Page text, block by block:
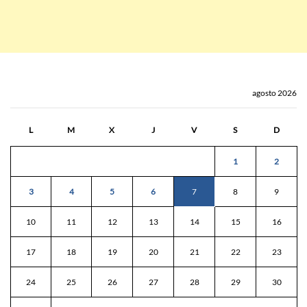
agosto 2026
L M X J V S D
1 2
3 4 5 6 7 8 9
10 11 12 13 14 15 16
17 18 19 20 21 22 23
24 25 26 27 28 29 30